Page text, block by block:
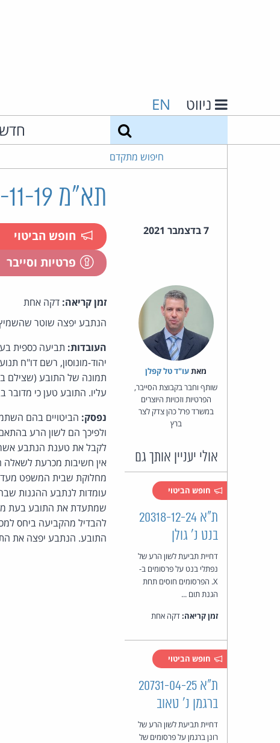
ניווט EN
חיפוש מתקדם
תא"מ 34661-11-19 שמע נ' קרמר
7 בדצמבר 2021 חופש הביטוי
פרטיות וסייבר
מאת‏עו"ד טל קפלן
שותף וחבר בקבוצת הסייבר,
הפרטיות וזכויות היוצרים
במשרד פרל כהן צדק לצר
ברץ
אולי יעניין אותך גם
חופש הביטוי
ת"א 20318-12-24
בנט נ' גולן
דחיית תביעת לשון הרע של
נפתלי בנט על פרסומים ב-
X. הפרסומים חוסים תחת
הגנת תום ...
זמן קריאה:דקה אחת
חופש הביטוי
ת"א 20731-04-25
ברגמן נ' טאוב
דחיית תביעת לשון הרע של
רונן ברגמן על פרסומים של
זמן קריאה: דקה אחת
הנתבע יפצה שוטר
העובדות: תביעה כספית
יהוד-מונוסון, רשם דו"ח
תמונה של התובע (שצילם
עליו. התובע טען כי מדובר
נפסק: הביטויים בהם
ולפיכך הם לשון הרע בהתאם
לקבל את טענת הנתבע אשר
אין חשיבות מכרעת
מחלוקת שבית המשפט
עומדות לנתבע ההגנות
להבדיל מהקביעה ביחס
התובע. הנתבע יפצה את התובע ב-20,000 ש"ח וכן יישא בהוצאות בסך 2,500 ש"ח